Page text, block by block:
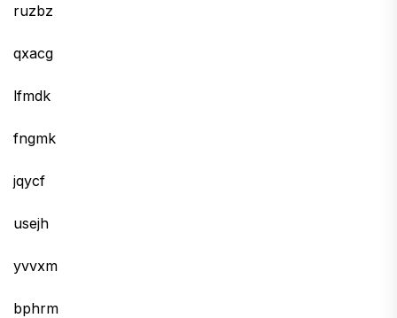
ruzbz
qxacg
lfmdk
fngmk
jqycf
usejh
yvvxm
bphrm